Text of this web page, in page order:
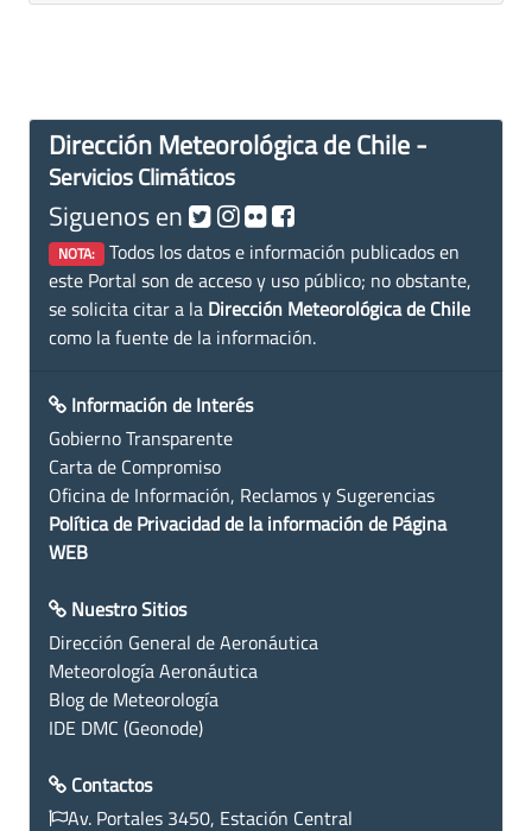
Dirección Meteorológica de Chile -
Servicios Climáticos
Siguenos en
NOTA: Todos los datos e información publicados en
este Portal son de acceso y uso público; no obstante,
se solicita citar a la Dirección Meteorológica de Chile
como la fuente de la información.
Información de Interés
Gobierno Transparente
Carta de Compromiso
Oficina de Información, Reclamos y Sugerencias
Política de Privacidad de la información de Página
WEB
Nuestro Sitios
Dirección General de Aeronáutica
Meteorología Aeronáutica
Blog de Meteorología
IDE DMC (Geonode)
Contactos
Av. Portales 3450, Estación Central